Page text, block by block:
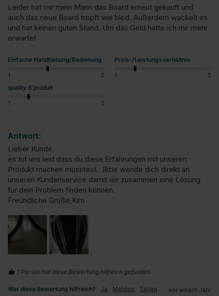
Leider hat mir mein Mann das Board erneut gekauft und
auch das neue Board tropft wie blöd. Außerdem wackelt es
und hat keinen guten Stand. Um das Geld hätte ich mir mehr
erwartet
Einfache Handhabung/Bedienung
1 5
Preis-/Leistungsverhältnis
1
5
quality d'produit
1 5
Antwort:
Lieber Kunde,
es tut uns leid dass du diese Erfahrungen mit unseren
Produkt machen musstest.  Bitte wende dich direkt an
unseren Kundenservice damit wir zusammen eine Lösung
für dein Problem finden können.
Freundliche Grüße,Kim
1 Person hat diese Bewertung hilfreich gefunden.
War diese Bewertung hilfreich? Ja Melden Teilen vor einem Jahr